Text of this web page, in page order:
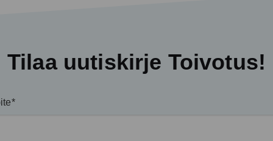
Tilaa uutiskirje Toivotus!